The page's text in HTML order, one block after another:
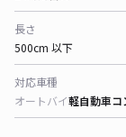
長さ
500cm 以下
対応車種
オートバイ軽自動車